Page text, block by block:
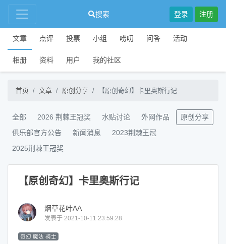
搜索 登录 注册
文章 点评 投票 小组 唠叨 问答 活动
相册 资料 用户 我的社区
首页 文章 原创分享 【原创奇幻】卡里奥斯行记
全部 2026 荆棘王冠奖 水贴讨论 外网作品
原创分享
俱乐部官方公告
新闻消息
2023荆棘王冠
2025荆棘王冠奖
【原创奇幻】卡里奥斯行记
烟草花叶AA
发表于 2021-10-11 23:59:28
奇幻 魔法 骑士